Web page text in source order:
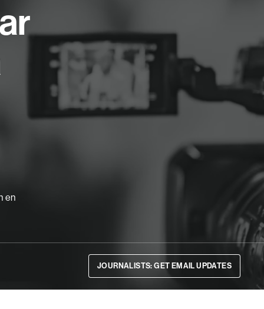
en
JOURNALISTS: GET EMAIL UPDATES